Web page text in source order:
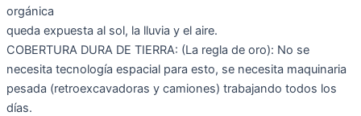
orgánica
queda expuesta al sol, la lluvia y el aire.
COBERTURA DURA DE TIERRA: (La regla de oro): No se
necesita tecnología espacial para esto, se necesita maquinaria
pesada (retroexcavadoras y camiones) trabajando todos los
días.